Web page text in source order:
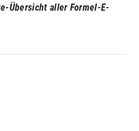
Übersicht aller Formel-E-